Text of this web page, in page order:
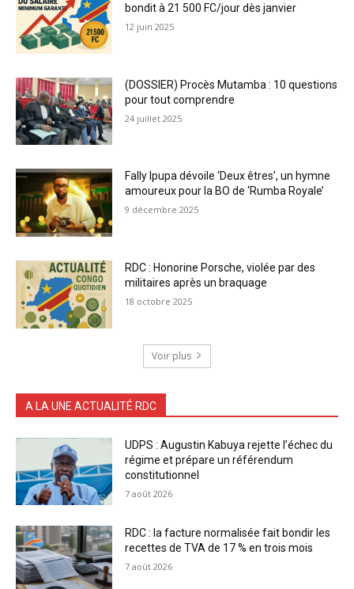
bondit à 21 500 FC/jour dès janvier
12 juin 2025
(DOSSIER) Procès Mutamba : 10 questions
pour tout comprendre
24 juillet 2025
Fally Ipupa dévoile ‘Deux êtres’, un hymne
amoureux pour la BO de ‘Rumba Royale’
9 décembre 2025
RDC : Honorine Porsche, violée par des
militaires après un braquage
18 octobre 2025
Voir plus
A LA UNE ACTUALITÉ RDC
UDPS : Augustin Kabuya rejette l’échec du
régime et prépare un référendum
constitutionnel
7 août 2026
RDC : la facture normalisée fait bondir les
recettes de TVA de 17 % en trois mois
7 août 2026